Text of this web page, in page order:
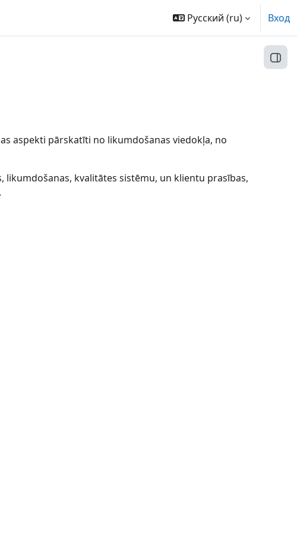
Русский ‎(ru)‎ Вход
aspekti pārskatīti no likumdošanas viedokļa, no
kvalitātes sistēmu, un klientu prasības,